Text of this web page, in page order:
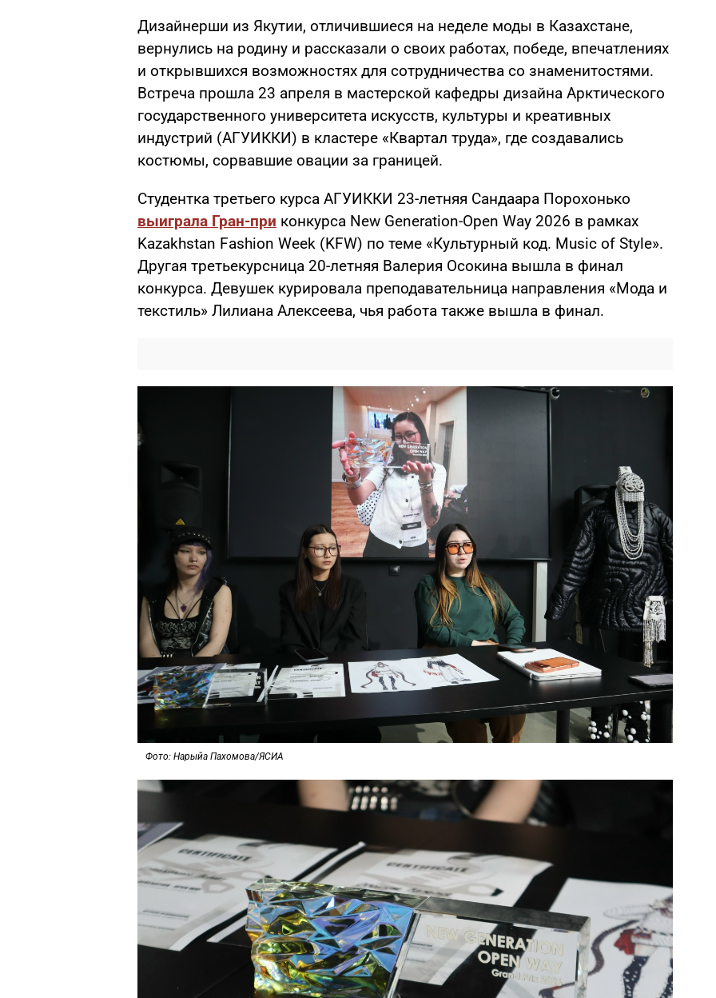
Дизайнерши из Якутии, отличившиеся на неделе моды в Казахстане,
вернулись на родину и рассказали о своих работах, победе, впечатлениях
и открывшихся возможностях для сотрудничества со знаменитостями.
Встреча прошла 23 апреля в мастерской кафедры дизайна Арктического
государственного университета искусств, культуры и креативных
индустрий (АГУИККИ) в кластере «Квартал труда», где создавались
костюмы, сорвавшие овации за границей.
Студентка третьего курса АГУИККИ 23-летняя Сандаара Порохонько
выиграла Гран-при конкурса New Generation-Open Way 2026 в рамках
Kazakhstan Fashion Week (KFW) по теме «Культурный код. Music of Style».
Другая третьекурсница 20-летняя Валерия Осокина вышла в финал
конкурса. Девушек курировала преподавательница направления «Мода и
текстиль» Лилиана Алексеева, чья работа также вышла в финал.
Фото: Нарыйа Пахомова/ЯСИА